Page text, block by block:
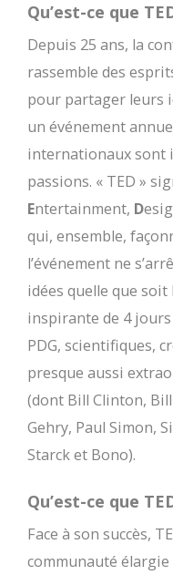
Qu’est-ce que
Depuis 25 ans, la
rassemble des
pour partager leurs
un événement
internationaux sont
passions. « TED »
Entertainment, D
qui, ensemble,
l’événement ne
idées quelle que
inspirante de 4
PDG, scientifiques,
presque aussi
(dont Bill Clinton, Bill
Gehry, Paul Simon,
Starck et Bono).
Qu’est-ce que
Face à son succès,
communauté élargie